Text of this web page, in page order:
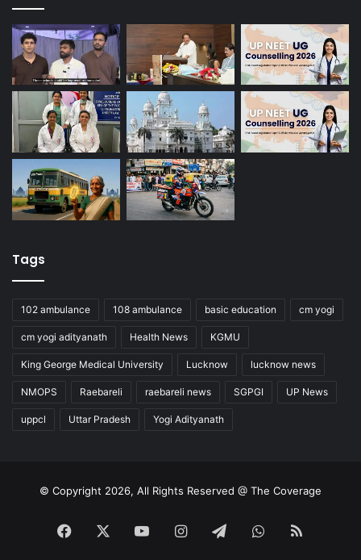
Tags
102 ambulance 108 ambulance basic education cm yogi
cm yogi adityanath Health News KGMU
King George Medical University Lucknow lucknow news
NMOPS Raebareli raebareli news SGPGI UP News
uppcl Uttar Pradesh Yogi Adityanath
© Copyright 2026, All Rights Reserved @ The Coverage
Facebook YouTubeInstagramTelegramWhatsApp